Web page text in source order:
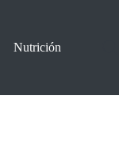
Nutrición